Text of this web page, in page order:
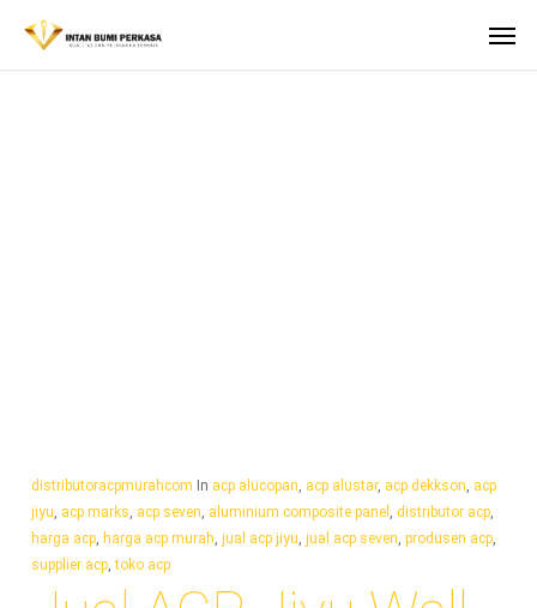
distributoracpmurahcom In acp alucopan, acp alustar, acp dekkson, acp
jiyu, acp marks, acp seven, aluminium composite panel , distributor acp,
harga acp, harga acp murah, jual acp jiyu, jual acp seven, produsen acp,
supplier acp,toko acp